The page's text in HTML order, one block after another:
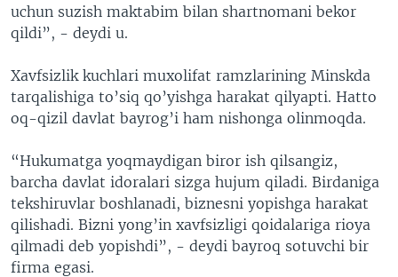
uchun suzish maktabim bilan shartnomani bekor
qildi”, - deydi u.
Xavfsizlik kuchlari muxolifat ramzlarining Minskda
tarqalishiga to’siq qo’yishga harakat qilyapti. Hatto
oq-qizil davlat bayrog’i ham nishonga olinmoqda.
“Hukumatga yoqmaydigan biror ish qilsangiz,
barcha davlat idoralari sizga hujum qiladi. Birdaniga
tekshiruvlar boshlanadi, biznesni yopishga harakat
qilishadi. Bizni yong’in xavfsizligi qoidalariga rioya
qilmadi deb yopishdi”, - deydi bayroq sotuvchi bir
firma egasi.